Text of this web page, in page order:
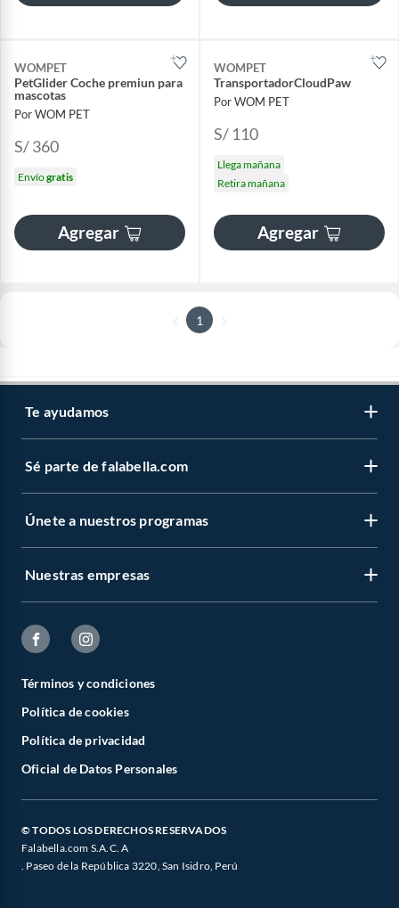
WOMPET
PetGlider Coche premiun para
mascotas
Por WOM PET
S/ 360
Envíogratis
Agregar
WOMPET
TransportadorCloudPaw
Por WOM PET
S/ 110
Llega mañana
Retira mañana
Agregar
1
Te ayudamos
Sé parte de falabella.com
Únete a nuestros programas
Nuestras empresas
Términos y condiciones
Política de cookies
Política de privacidad
Oficial de Datos Personales
© TODOS LOS DERECHOS RESERVADOS
Falabella.com S.A.C. A
. Paseo de la República 3220, San Isidro, Perú